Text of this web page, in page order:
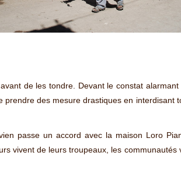
de les tondre. Devant le constat alarmant
des mesure drastiques en interdisant
passe un accord avec la maison Loro
vivent de leurs troupeaux, les communautés